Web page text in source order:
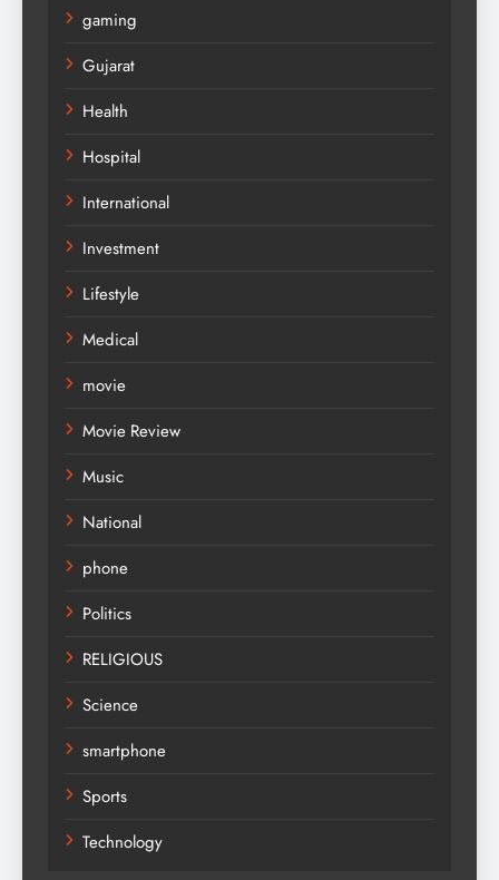
gaming
Gujarat
Health
Hospital
International
Investment
Lifestyle
Medical
movie
Movie Review
Music
National
phone
Politics
RELIGIOUS
Science
smartphone
Sports
Technology